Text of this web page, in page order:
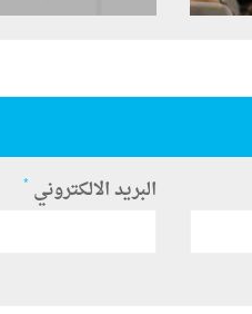
البريد الالكتروني *